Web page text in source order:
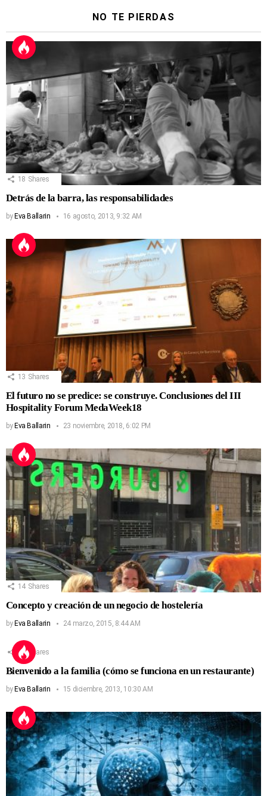
NO TE PIERDAS
18 Shares
Detrás de la barra, las responsabilidades
by Eva Ballarin 16 agosto, 2013, 9:32 AM
13 Shares
El futuro no se predice: se construye. Conclusiones del III
Hospitality Forum MedaWeek18
by Eva Ballarin 23 noviembre, 2018, 6:02 PM
14 Shares
Concepto y creación de un negocio de hostelería
by Eva Ballarin 24 marzo, 2015, 8:44 AM
13 Shares
Bienvenido a la familia (cómo se funciona en un restaurante)
by Eva Ballarin 15 diciembre, 2013, 10:30 AM